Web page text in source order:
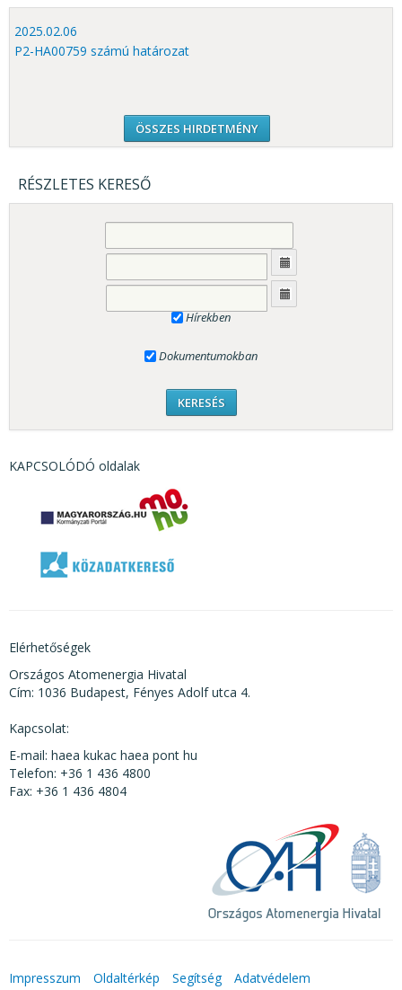
2025.02.06
P2-HA00759 számú határozat
ÖSSZES HIRDETMÉNY
RÉSZLETES KERESŐ
Hírekben
Dokumentumokban
KAPCSOLÓDÓ oldalak
Elérhetőségek
Országos Atomenergia Hivatal
Cím: 1036 Budapest, Fényes Adolf utca 4.
Kapcsolat:
E-mail: haea kukac haea pont hu
Telefon: +36 1 436 4800
Fax: +36 1 436 4804
Impresszum Oldaltérkép Segítség
Adatvédelem